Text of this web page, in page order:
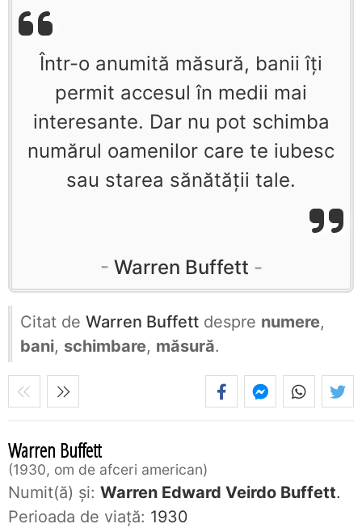
Într-o anumită măsură, banii îţi
permit accesul în medii mai
interesante. Dar nu pot schimba
numărul oamenilor care te iubesc
sau starea sănătăţii tale.
Warren Buffett
Citat de Warren Buffett despre numere,
bani, schimbare, măsură.
Warren Buffett
1930, om de afceri american
Numit(ă) și: Warren Edward Veirdo Buffett.
Perioada de viaţă: 1930